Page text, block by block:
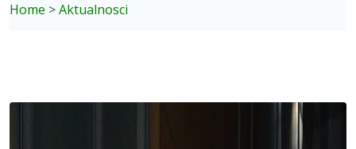
Home >Aktualnosci